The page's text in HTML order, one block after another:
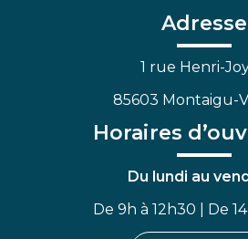
Facebook
Adresse
1 rue Henri-
85603 Montaigu-
Horaires
Du lundi au
De 9h à 12h30 | De